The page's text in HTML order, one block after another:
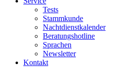
Tests
Stammkunde
Nachtdienstkalender
Beratungshotline
Sprachen
Newsletter
Kontakt